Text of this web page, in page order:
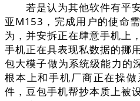
若是认为其他软件有平安
亚M153，完成用户的使命
为，并安拆正在肆意手机上
手机正在具表现私数据的挪
包大模子做为系统级能力的
根本上和手机厂商正在操
件，豆包手机帮抄本质上被